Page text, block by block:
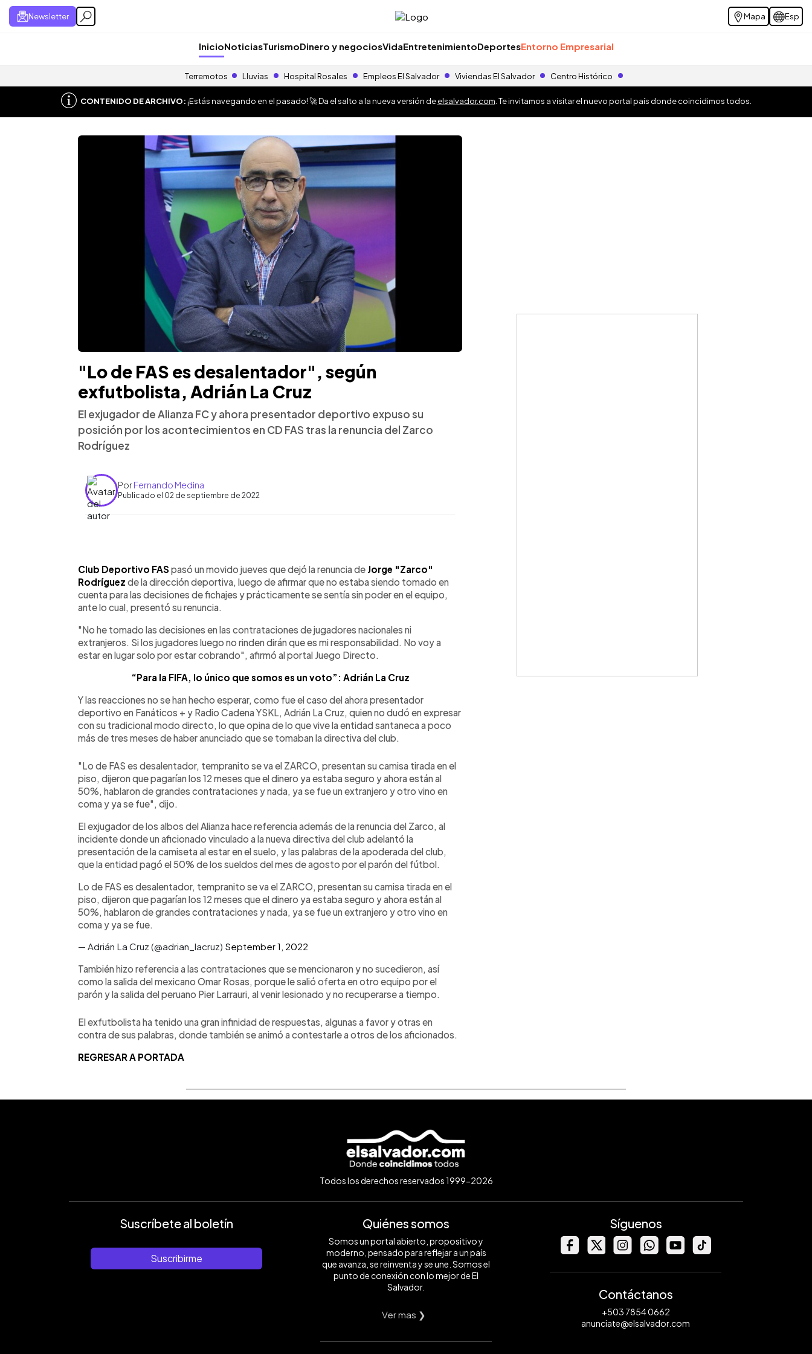
Newsletter Mapa Esp
InicioNoticiasTurismoDinero y negociosVidaEntretenimientoDeportesEntorno Empresarial
Terremotos Lluvias Hospital Rosales Empleos El Salvador Viviendas El Salvador Centro Histórico
CONTENIDO DE ARCHIVO:¡Estás navegando en el pasado! 🚀 Da el salto a la nueva versión deelsalvador.com . Te invitamos a visitar el nuevo portal país donde coincidimos todos.
"Lo de FAS es desalentador", según
exfutbolista, Adrián La Cruz
El exjugador de Alianza FC y ahora presentador deportivo expuso su
posición por los acontecimientos en CD FAS tras la renuncia del Zarco
Rodríguez
PorFernando Medina
Publicado el 02 de septiembre de 2022
Escuchar artículo
Club Deportivo FAS pasó un movido jueves que dejó la renuncia de Jorge "Zarco"
Rodríguez de la dirección deportiva, luego de afirmar que no estaba siendo tomado en
cuenta para las decisiones de fichajes y prácticamente se sentía sin poder en el equipo,
ante lo cual, presentó su renuncia.
"No he tomado las decisiones en las contrataciones de jugadores nacionales ni
extranjeros. Si los jugadores luego no rinden dirán que es mi responsabilidad. No voy a
estar en lugar solo por estar cobrando", afirmó al portal Juego Directo.
“Para la FIFA, lo único que somos es un voto”: Adrián La Cruz
Y las reacciones no se han hecho esperar, como fue el caso del ahora presentador
deportivo en Fanáticos + y Radio Cadena YSKL, Adrián La Cruz, quien no dudó en expresar
con su tradicional modo directo, lo que opina de lo que vive la entidad santaneca a poco
más de tres meses de haber anunciado que se tomaban la directiva del club.
"Lo de FAS es desalentador, tempranito se va el ZARCO, presentan su camisa tirada en el
piso, dijeron que pagarían los 12 meses que el dinero ya estaba seguro y ahora están al
50%, hablaron de grandes contrataciones y nada, ya se fue un extranjero y otro vino en
coma y ya se fue", dijo.
El exjugador de los albos del Alianza hace referencia además de la renuncia del Zarco, al
incidente donde un aficionado vinculado a la nueva directiva del club adelantó la
presentación de la camiseta al estar en el suelo, y las palabras de la apoderada del club,
que la entidad pagó el 50% de los sueldos del mes de agosto por el parón del fútbol.
Lo de FAS es desalentador, tempranito se va el ZARCO, presentan su camisa tirada en el
piso, dijeron que pagarían los 12 meses que el dinero ya estaba seguro y ahora están al
50%, hablaron de grandes contrataciones y nada, ya se fue un extranjero y otro vino en
coma y ya se fue.
— Adrián La Cruz (@adrian_lacruz) September 1, 2022
También hizo referencia a las contrataciones que se mencionaron y no sucedieron, así
como la salida del mexicano Omar Rosas, porque le salió oferta en otro equipo por el
parón y la salida del peruano Pier Larrauri, al venir lesionado y no recuperarse a tiempo.
El exfutbolista ha tenido una gran infinidad de respuestas, algunas a favor y otras en
contra de sus palabras, donde también se animó a contestarle a otros de los aficionados.
REGRESAR A PORTADA
Todos los derechos reservados 1999-2026
Suscríbete al boletín
Suscribirme
Quiénes somos
Somos un portal abierto, propositivo y
moderno, pensado para reflejar a un país
que avanza, se reinventa y se une. Somos el
punto de conexión con lo mejor de El
Salvador.
Ver mas ❯
Síguenos
Contáctanos
+503 7854 0662
anunciate@elsalvador.com